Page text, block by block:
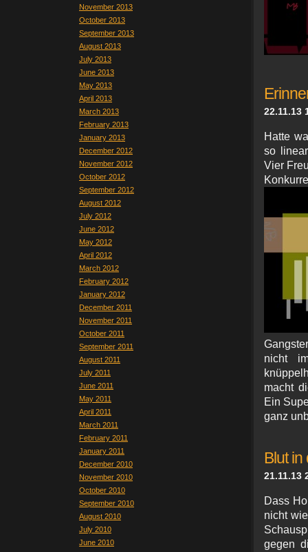
November 2013
October 2013
September 2013
August 2013
July 2013
June 2013
May 2013
April 2013
March 2013
February 2013
January 2013
December 2012
November 2012
October 2012
September 2012
August 2012
July 2012
June 2012
May 2012
April 2012
March 2012
February 2012
January 2012
December 2011
November 2011
October 2011
September 2011
August 2011
July 2011
June 2011
May 2011
April 2011
March 2011
February 2011
January 2011
December 2010
November 2010
October 2010
September 2010
August 2010
July 2010
June 2010
22.11.13
Hatte
so
Vier
nicht
macht
Ein
ganz
Blut
21.11.13
Dass
nicht
gegen